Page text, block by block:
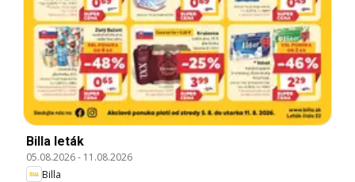
Billa leták
05.08.2026- 11.08.2026
Billa